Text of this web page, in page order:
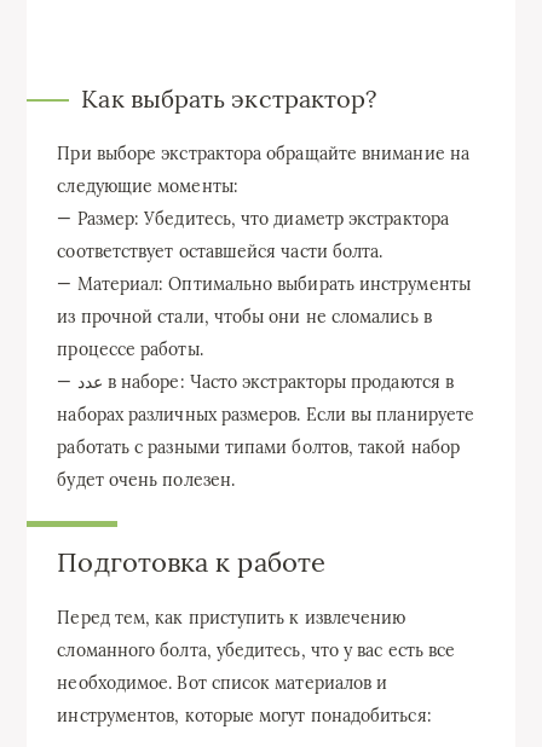
Как выбрать экстрактор?
При выборе экстрактора обращайте внимание на
следующие моменты:
— Размер: Убедитесь, что диаметр экстрактора
соответствует оставшейся части болта.
— Материал: Оптимально выбирать инструменты
из прочной стали, чтобы они не сломались в
процессе работы.
— عدد в наборе: Часто экстракторы продаются в
наборах различных размеров. Если вы планируете
работать с разными типами болтов, такой набор
будет очень полезен.
Подготовка к работе
Перед тем, как приступить к извлечению
сломанного болта, убедитесь, что у вас есть все
необходимое. Вот список материалов и
инструментов, которые могут понадобиться: